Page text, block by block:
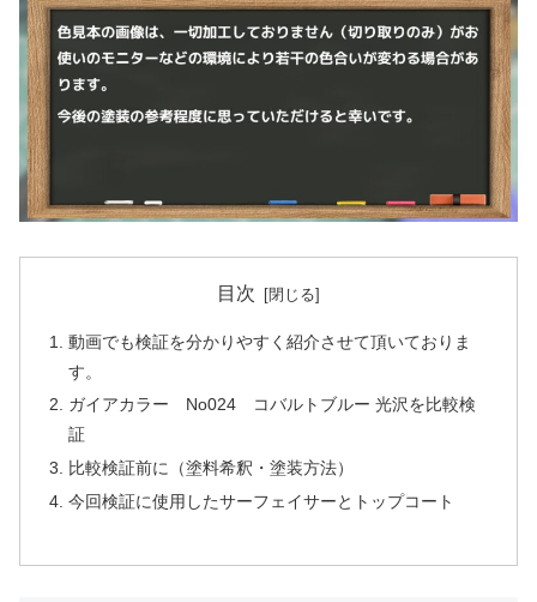
目次
動画でも検証を分かりやすく紹介させて頂いておりま
す。
ガイアカラー No024 コバルトブルー 光沢を比較検
証
比較検証前に（塗料希釈・塗装方法）
今回検証に使用したサーフェイサーとトップコート